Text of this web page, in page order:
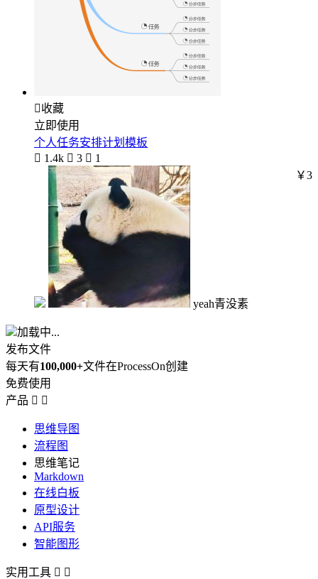
收藏
立即使用
个人任务安排计划模板
 1.4k  3  1
yeah青没素
￥3
加载中...
发布文件
每天有100,000+文件在ProcessOn创建
免费使用
产品  
思维导图
流程图
思维笔记
Markdown
在线白板
原型设计
API服务
智能图形
实用工具  